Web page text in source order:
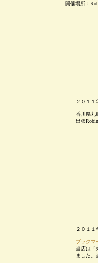
開催場所：
２０１１
香川県丸
出張
２０１１
ブックマ
当店は「
ました。